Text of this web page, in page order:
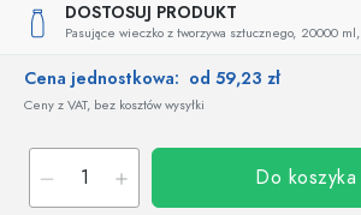
DOSTOSUJ PRODUKT
Pasujące wieczko z tworzywa sztucznego, 20000 ml,
Cena jednostkowa: od 59,23 zł
Ceny z VAT, bez kosztów wysyłki
Do koszyka